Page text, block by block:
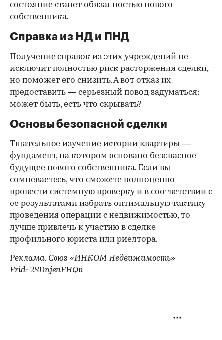
состояние станет обязанностью нового
собственника.
Справка из НД и ПНД
Получение справок из этих учреждений не
исключит полностью риск расторжения сделки,
но поможет его снизить. А вот отказ их
предоставить — серьезный повод задуматься:
может быть, есть что скрывать?
Основы безопасной сделки
Тщательное изучение истории квартиры —
фундамент, на котором основано безопасное
будущее нового собственника. Если вы
сомневаетесь, что сможете полноценно
провести системную проверку и в соответствии с
ее результатами избрать оптимальную тактику
проведения операции с недвижимостью, то
лучше привлечь к участию в сделке
профильного юриста или риелтора.
Реклама. Союз «ИНКОМ-Недвижимость»
Erid: 2SDnjeuEHQn